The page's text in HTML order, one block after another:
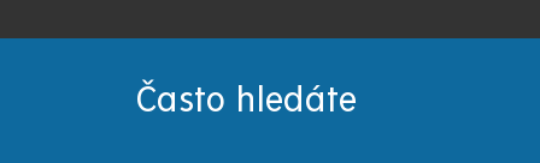
Často hledáte